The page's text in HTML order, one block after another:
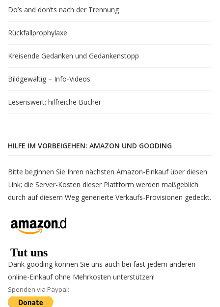
Do’s and don’ts nach der Trennung
Rückfallprophylaxe
Kreisende Gedanken und Gedankenstopp
Bildgewaltig – Info-Videos
Lesenswert: hilfreiche Bücher
HILFE IM VORBEIGEHEN: AMAZON UND GOODING
Bitte beginnen Sie Ihren nächsten Amazon-Einkauf über diesen
Link; die Server-Kosten dieser Plattform werden maßgeblich
durch auf diesem Weg generierte Verkaufs-Provisionen gedeckt.
Dank gooding können Sie uns auch bei fast jedem anderen
online-Einkauf ohne Mehrkosten unterstützen!
Spenden via Paypal: